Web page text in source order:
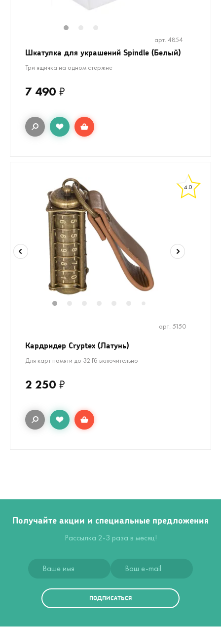
арт. 4854
Шкатулка для украшений Spindle (Белый)
Три ящичка на одном стержне
7 490 ₽
4.0
Кардридер Cryptex (Латунь)
Для карт памяти до 32 Гб включительно
арт. 5150
2 250 ₽
Получайте акции и специальные предложения
Рассылка 2-3 раза в месяц!
ПОДПИСАТЬСЯ